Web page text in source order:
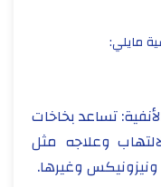
مايلي:
تساعد بخاخات
وعلاجه مثل
ونيزونيكس وغيرها.